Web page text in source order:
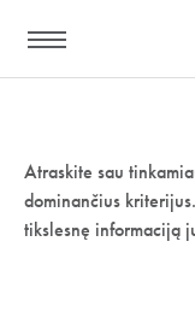
nuoroda:
Atraskite sau
dominančius
tikslesnę informaciją